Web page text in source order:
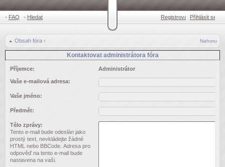
• FAQ • Hledat Registrovat •Přihlásit se
Obsah fóra ‹ Nahoru
Kontaktovat administrátora fóra
Příjemce: Administrátor
Vaše e-mailová adresa:
Vaše jméno:
Předmět:
Tělo zprávy:
Tento e-mail bude odeslán jako
prostý text, nevkládejte žádné
HTML nebo BBCode. Adresa pro
odpověď na tento e-mail bude
nastavena na vaši.